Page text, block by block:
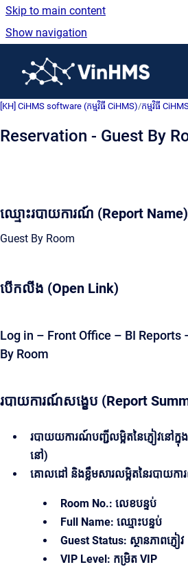
Skip to main content
Show navigation
[KH] CiHMS software (កម្មវិធី CiHMS)/កម្មវិធី
Reservation - Guest By
ឈ្មោះរបាយការណ៍ (Report Name)
Guest By Room
បើកលីង (Open Link)
Log in – Front Office – BI Reports
By Room
របាយការណ៍សង្ខេប (Report
របាយយការណ៍បញ្ជីលម្អិតនៃភ្ញៀវនៅក្
នៅ)
គោលដៅ និងខ្លឹមសារលម្អិតនៃរបាយក
Room No.: លេខបន្ទប់
Full Name: ឈ្មោះបន្ទប់
Guest Status: ស្ថានភាពភ្ញៀវ
VIP Level: កម្រិត VIP